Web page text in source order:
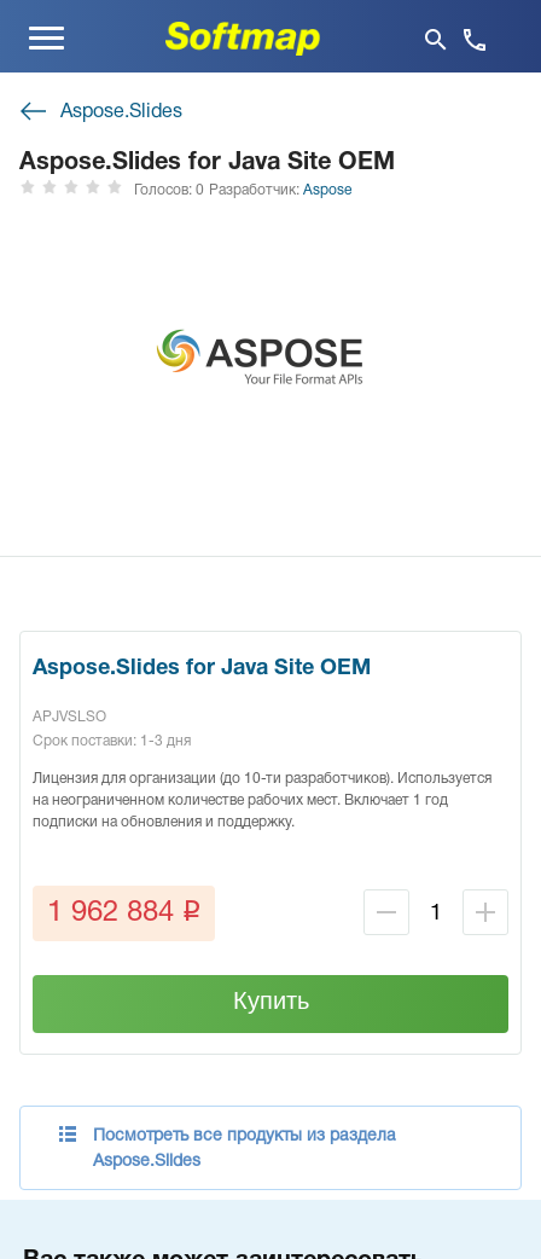
Меню
Aspose.Slides
Aspose.Slides for Java Site OEM
Голосов: 0 Разработчик: Aspose
Aspose.Slides for Java Site OEM
APJVSLSO
Срок поставки: 1-3 дня
Лицензия для организации (до 10-ти разработчиков). Используется
на неограниченном количестве рабочих мест. Включает 1 год
подписки на обновления и поддержку.
1 962 884 q
Купить
Посмотреть все продукты из раздела
Aspose.Slides